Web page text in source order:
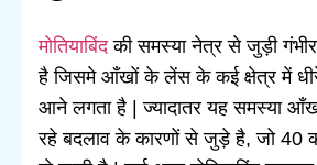
मोतियाबिंदकी समस्या नेत्र से जुड़ी
है जिसमे आँखों के लेंस के कई क्षेत्र में
आने लगता है | ज्यादातर यह समस्या
रहे बदलाव के कारणों से जुड़े है, जो 40